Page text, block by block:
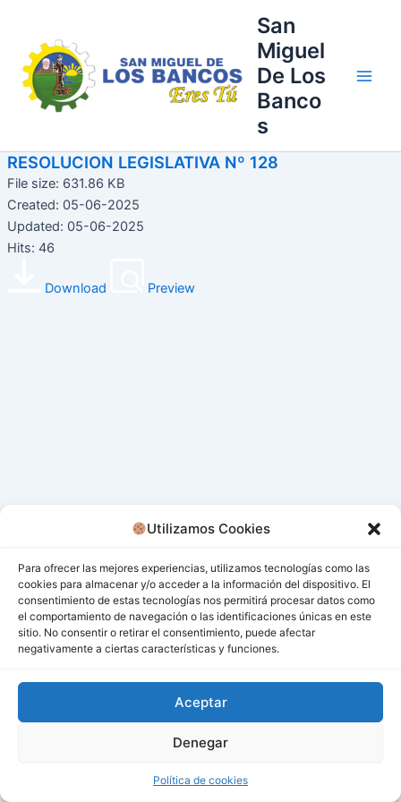
Utilizamos Cookies
Para ofrecer las mejores experiencias, utilizamos tecnologías como las
cookies para almacenar y/o acceder a la información del dispositivo. El
consentimiento de estas tecnologías nos permitirá procesar datos como
el comportamiento de navegación o las identificaciones únicas en este
sitio. No consentir o retirar el consentimiento, puede afectar
negativamente a ciertas características y funciones.
Aceptar
Denegar
Política de cookies
contenido
San
Miguel
De Los
Banco
s
RESOLUCION LEGISLATIVA Nº 128
File size: 631.86 KB
Created: 05-06-2025
Updated: 05-06-2025
Hits: 46
Download Preview
Todos los derechos © 2026 San Miguel De Los Bancos |